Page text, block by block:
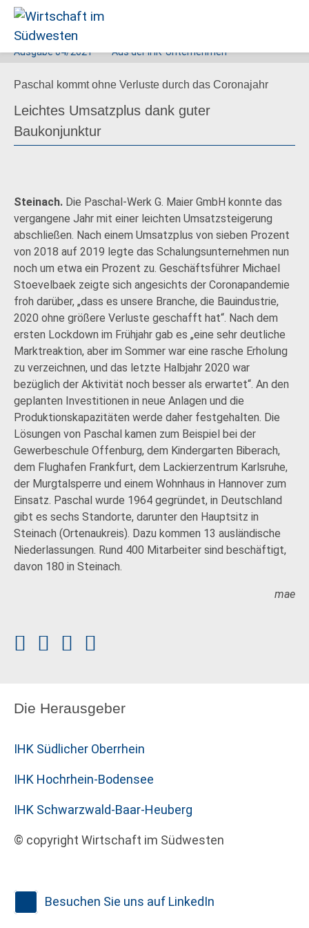
im
Südwesten
Ausgabe04/2021 Aus der IHK Unternehmen
Paschal kommt ohne Verluste durch das Coronajahr
Leichtes Umsatzplus dank guter
Baukonjunktur
Steinach. Die Paschal-Werk G. Maier GmbH konnte das
vergangene Jahr mit einer leichten Umsatzsteigerung
abschließen. Nach einem Umsatzplus von sieben Prozent
von 2018 auf 2019 legte das Schalungsunternehmen nun
noch um etwa ein Prozent zu. Geschäftsführer Michael
Stoevelbaek zeigte sich angesichts der Coronapandemie
froh darüber, „dass es unsere Branche, die Bauindustrie,
2020 ohne größere Verluste geschafft hat“. Nach dem
ersten Lockdown im Frühjahr gab es „eine sehr deutliche
Marktreaktion, aber im Sommer war eine rasche Erholung
zu verzeichnen, und das letzte Halbjahr 2020 war
bezüglich der Aktivität noch besser als erwartet“. An den
geplanten Investitionen in neue Anlagen und die
Produktionskapazitäten werde daher festgehalten. Die
Lösungen von Paschal kamen zum Beispiel bei der
Gewerbeschule Offenburg, dem Kindergarten Biberach,
dem Flughafen Frankfurt, dem Lackierzentrum Karlsruhe,
der Murgtalsperre und einem Wohnhaus in Hannover zum
Einsatz. Paschal wurde 1964 gegründet, in Deutschland
gibt es sechs Standorte, darunter den Hauptsitz in
Steinach (Ortenaukreis). Dazu kommen 13 ausländische
Niederlassungen. Rund 400 Mitarbeiter sind beschäftigt,
davon 180 in Steinach.
mae
Die Herausgeber
IHK Südlicher Oberrhein
IHK Hochrhein-Bodensee
IHK Schwarzwald-Baar-Heuberg
© copyright Wirtschaft im Südwesten
Besuchen Sie uns auf LinkedIn